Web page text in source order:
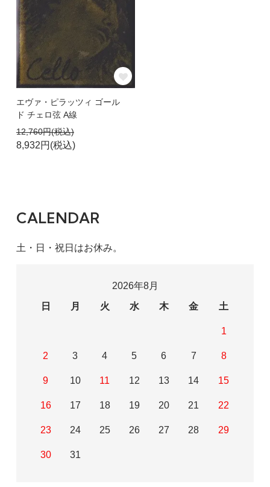
エヴァ・ピラッツィ ゴール
ド チェロ弦 A線
12,760円(税込)
8,932円(税込)
CALENDAR
土・日・祝日はお休み。
2026年8月
日
月 火 水 木 金 土
1
2 3 4 5 6 7 8
9 10 11 12 13 14 15
16 17 18 19 20 21 22
23 24 25 26 27 28 29
30 31